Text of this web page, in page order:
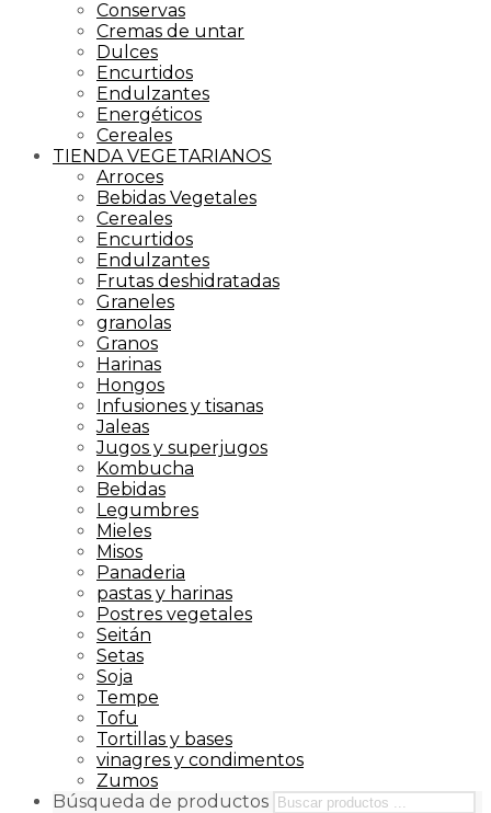
Conservas
Cremas de untar
Dulces
Encurtidos
Endulzantes
Energéticos
Cereales
TIENDA VEGETARIANOS
Arroces
Bebidas Vegetales
Cereales
Encurtidos
Endulzantes
Frutas deshidratadas
Graneles
granolas
Granos
Harinas
Hongos
Infusiones y tisanas
Jaleas
Jugos y superjugos
Kombucha
Bebidas
Legumbres
Mieles
Misos
Panaderia
pastas y harinas
Postres vegetales
Seitán
Setas
Soja
Tempe
Tofu
Tortillas y bases
vinagres y condimentos
Zumos
Búsqueda de productos